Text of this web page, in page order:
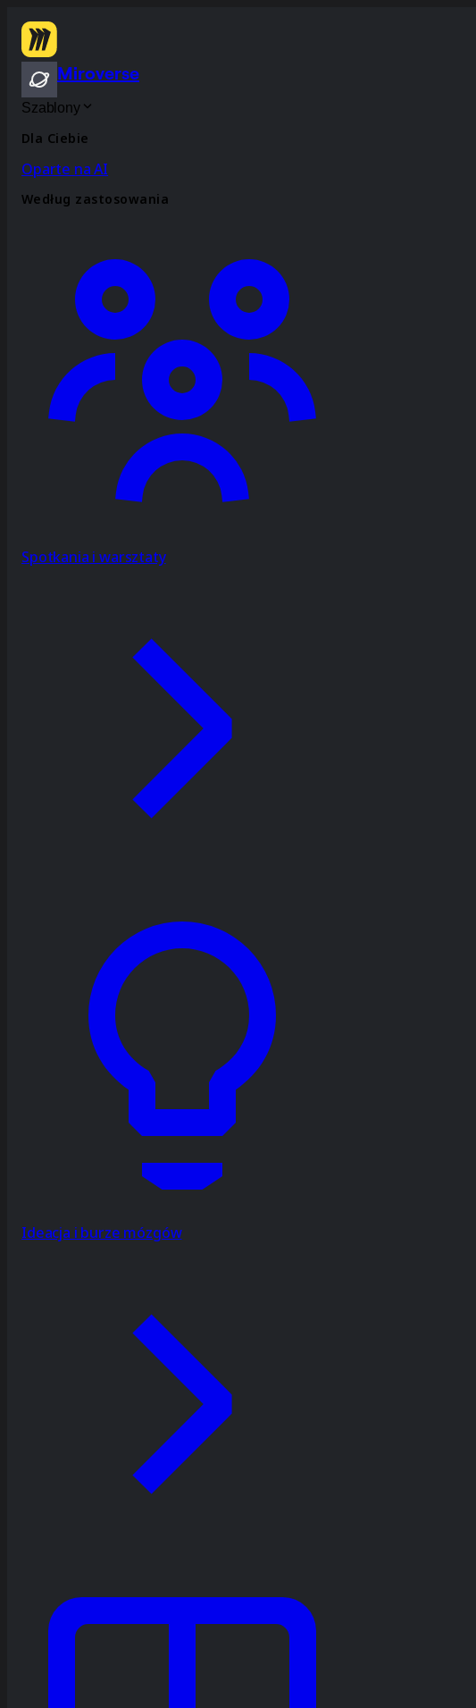
Miroverse
Szablony
Dla Ciebie
Oparte na AI
Według zastosowania
Spotkania i warsztaty
Ideacja i burze mózgów